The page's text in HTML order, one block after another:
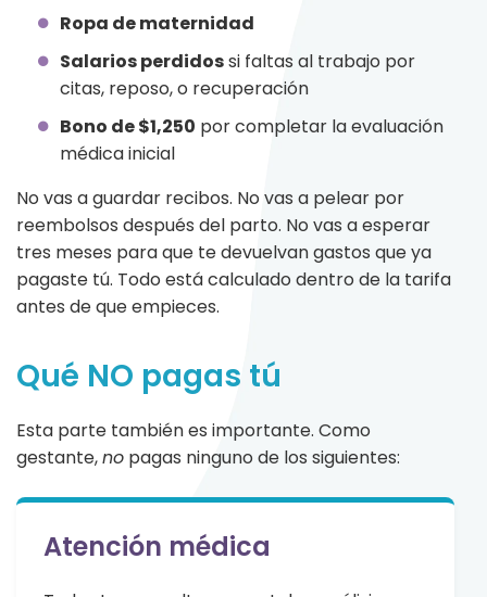
Ropa de maternidad
Salarios perdidossi faltas al trabajo por
citas, reposo, o recuperación
Bono de $1,250 por completar la evaluación
médica inicial
No vas a guardar recibos. No vas a pelear por
reembolsos después del parto. No vas a esperar
tres meses para que te devuelvan gastos que ya
pagaste tú. Todo está calculado dentro de la tarifa
antes de que empieces.
Qué NO pagas tú
Esta parte también es importante. Como
gestante,no pagas ninguno de los siguientes:
Atención médica